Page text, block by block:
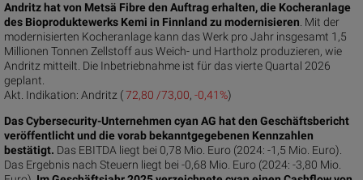
Andritz hat von Metsä Fibre den Auftrag erhalten, die Kocheranlage
des Bioproduktewerks Kemi in Finnland zu modernisieren . Mit der
modernisierten Kocheranlage kann das Werk pro Jahr insgesamt 1,5
Millionen Tonnen Zellstoff aus Weich- und Hartholz produzieren, wie
Andritz mitteilt. Die Inbetriebnahme ist für das vierte Quartal 2026
geplant.
Andritz (
Akt. Indikation: 72,80 /73,00, -0,41%)
Das Cybersecurity-Unternehmen cyan AG hat den Geschäftsbericht
veröffentlicht und die vorab bekanntgegebenen Kennzahlen
bestätigt. Das EBITDA liegt bei 0,78 Mio. Euro (2024: -1,5 Mio. Euro).
Das Ergebnis nach Steuern liegt bei -0,68 Mio. Euro (2024: -3,80 Mio.